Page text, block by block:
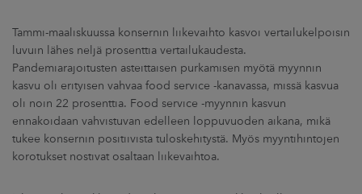
Tammi-maaliskuussa konsernin liikevaihto kasvoi vertailukelpoisin
luvuin lähes neljä prosenttia vertailukaudesta.
Pandemiarajoitusten asteittaisen purkamisen myötä myynnin
kasvu oli erityisen vahvaa food service -kanavassa, missä kasvua
oli noin 22 prosenttia. Food service -myynnin kasvun
ennakoidaan vahvistuvan edelleen loppuvuoden aikana, mikä
tukee konsernin positiivista tuloskehitystä. Myös myyntihintojen
korotukset nostivat osaltaan liikevaihtoa.